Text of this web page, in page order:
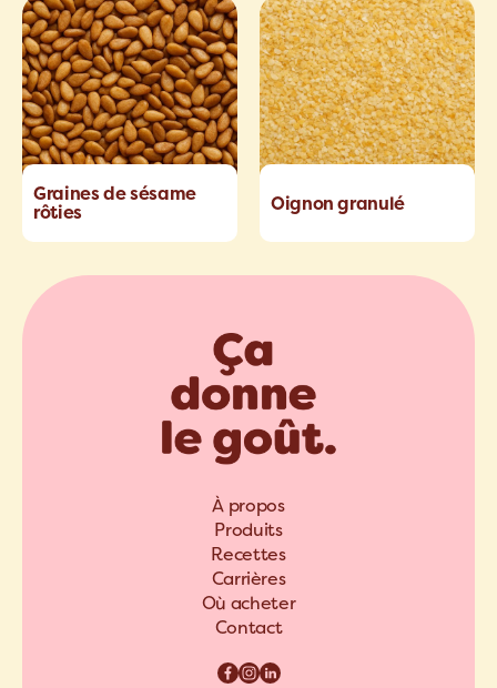
Graines de sésame
rôties
Oignon granulé
À propos
Produits
Recettes
Carrières
Où acheter
Contact